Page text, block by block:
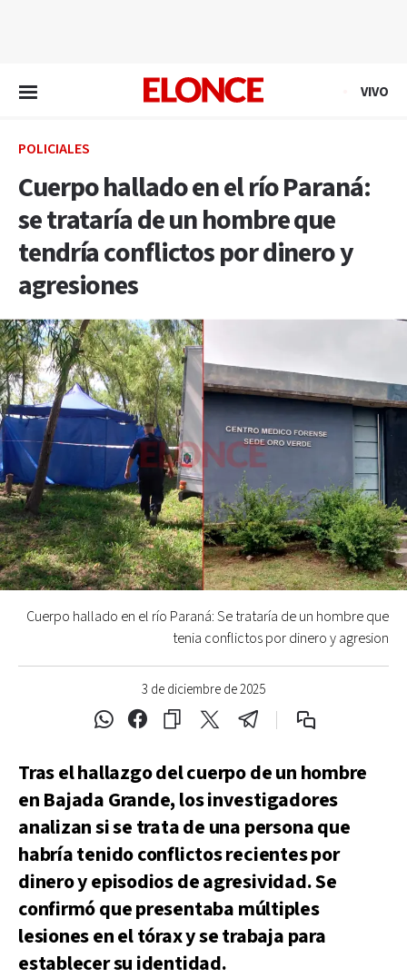
VIVO
POLICIALES
Cuerpo hallado en el río Paraná:
se trataría de un hombre que
tendría conflictos por dinero y
agresiones
3 de diciembre de 2025
Cuerpo hallado en el río Paraná: Se trataría de un hombre que
tenia conflictos por dinero y agresion
Tras el hallazgo del cuerpo de un hombre
en Bajada Grande, los investigadores
analizan si se trata de una persona que
habría tenido conflictos recientes por
dinero y episodios de agresividad. Se
confirmó que presentaba múltiples
lesiones en el tórax y se trabaja para
establecer su identidad.